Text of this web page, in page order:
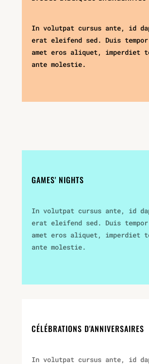
In volutpat cursus ante, id
erat eleifend sed. Duis
amet eros aliquet, imperdiet
ante molestie.
GAMES' NIGHTS
In volutpat cursus ante, id
erat eleifend sed. Duis
amet eros aliquet, imperdiet
ante molestie.
CÉLÉBRATIONS D'ANNIVERSAIRES
In volutpat cursus ante, id